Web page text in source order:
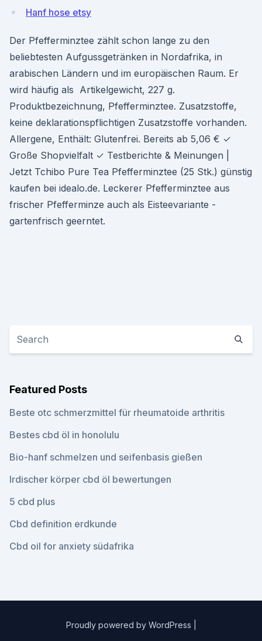
Hanf hose etsy
Der Pfefferminztee zählt schon lange zu den
beliebtesten Aufgussgetränken in Nordafrika, in
arabischen Ländern und im europäischen Raum. Er
wird häufig als Artikelgewicht, 227 g.
Produktbezeichnung, Pfefferminztee. Zusatzstoffe,
keine deklarationspflichtigen Zusatzstoffe vorhanden.
Allergene, Enthält: Glutenfrei. Bereits ab 5,06 € ✓
Große Shopvielfalt ✓ Testberichte & Meinungen |
Jetzt Tchibo Pure Tea Pfefferminztee (25 Stk.) günstig
kaufen bei idealo.de. Leckerer Pfefferminztee aus
frischer Pfefferminze auch als Eisteevariante -
gartenfrisch geerntet.
Featured Posts
Beste otc schmerzmittel für rheumatoide arthritis
Bestes cbd öl in honolulu
Bio-hanf schmelzen und seifenbasis gießen
Irdischer körper cbd öl bewertungen
5 cbd plus
Cbd definition erdkunde
Cbd oil for anxiety südafrika
Proudly powered by WordPress